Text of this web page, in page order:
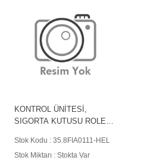
KONTROL ÜNİTESİ,
SIGORTA KUTUSU ROLESİ
Stok Kodu : 35.8FIA0111-HEL
Stok Miktarı : Stokta Var